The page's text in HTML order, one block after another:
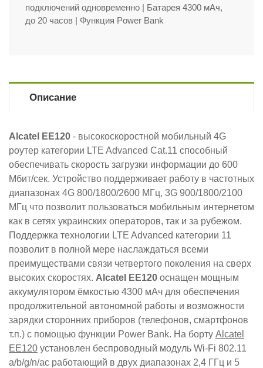
подключений одновременно | Батарея 4300 мАч,
до 20 часов | Функция Power Bank
Описание
Alcatel EE120 - высокоскоростной мобильный 4G
роутер категории LTE Advanced Cat.11 способный
обеспечивать скорость загрузки информации до 600
Мбит/сек. Устройство поддерживает работу в частотных
диапазонах 4G 800/1800/2600 МГц, 3G 900/1800/2100
МГц что позволит пользоваться мобильным интернетом
как в сетях украинских операторов, так и за рубежом.
Поддержка технологии LTE Advanced категории 11
позволит в полной мере наслаждаться всеми
преимуществами связи четвертого поколения на сверх
высоких скоростях. Alcatel EE120 оснащен мощным
аккумулятором ёмкостью 4300 мАч для обеспечения
продолжительной автономной работы и возможности
зарядки сторонних приборов (телефонов, смартфонов
т.п.) с помощью функции Power Bank. На борту Alcatel
EE120 установлен беспроводный модуль Wi-Fi 802.11
a/b/g/n/ac работающий в двух диапазонах 2,4 ГГц и 5